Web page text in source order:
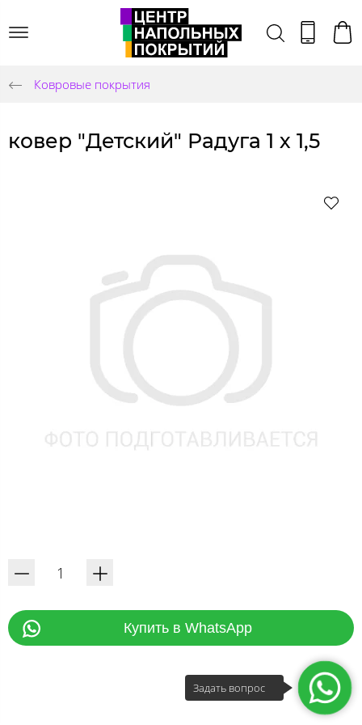
Ковровые покрытия
ковер "Детский" Радуга 1 х 1,5
Купить в WhatsApp
Задать вопрос